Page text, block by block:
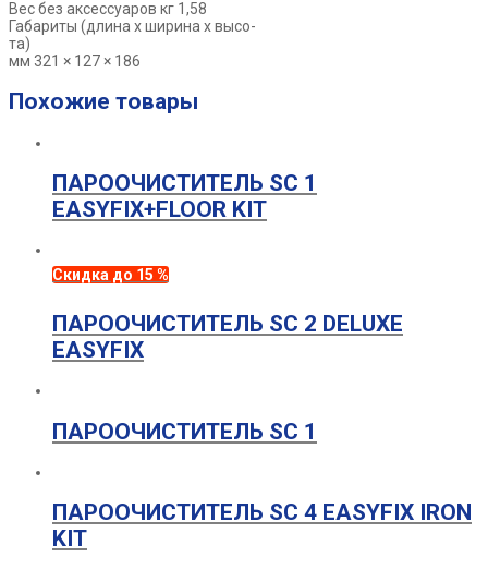
Вес без аксессуаров кг 1,58
Габариты (длина х ширина х высо-
та)
мм 321 × 127 × 186
Похожие товары
ПАРООЧИСТИТЕЛЬ SC 1
EASYFIX+FLOOR KIT
Скидка до 15 %
ПАРООЧИСТИТЕЛЬ SC 2 DELUXE
EASYFIX
ПАРООЧИСТИТЕЛЬ SC 1
ПАРООЧИСТИТЕЛЬ SC 4 EASYFIX IRON
KIT